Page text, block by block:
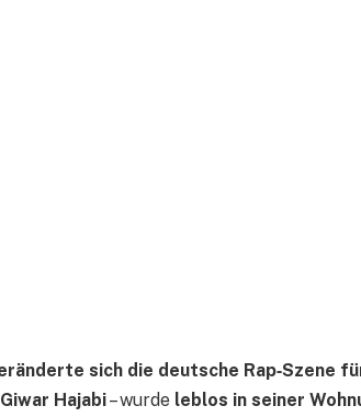
sich die deutsche Rap‑Szene
Giwar Hajabi– wurde leblos in seiner